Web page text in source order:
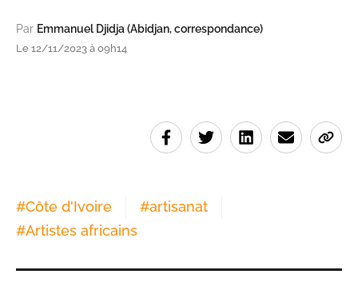
Par Emmanuel Djidja (Abidjan, correspondance)
Le 12/11/2023 à 09h14
#Côte d'Ivoire #artisanat
#Artistes africains